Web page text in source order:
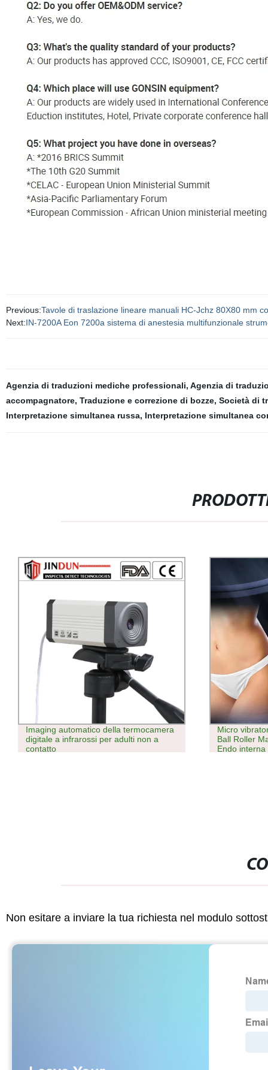
Previous:Tavole di traslazione lineare manuali HC-Jchz 80X80 mm
Next:IN-7200A Eon 7200a sistema di anestesia multifunzionale
Agenzia di traduzioni mediche professionali, Agenzia di
accompagnatore, Traduzione e correzione di bozze, Società di
Interpretazione simultanea russa, Interpretazione simultanea
Micro vibratori elettrici Massage Inner
Ball Roller Machine 360 rotante Sfera
Endo interna rullo a sfera
Tavole a
manuali
Non esitare a inviare la tua richiesta nel modulo